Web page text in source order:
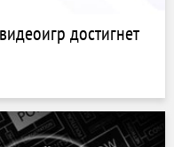
достигнет